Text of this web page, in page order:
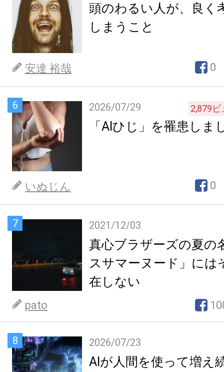
頭のわるい人が、良く
しまうこと
安達 裕哉 0
6 2026/07/29 2,879ビ
「AIひじ」を罹患しま
いぬじん 0
7 2021/12/03
真心ブラザーズの夏の
スサマーヌード」には
在しない
pato
8 2026/07/23
AIが人間を使って増え